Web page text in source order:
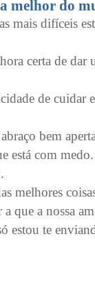
a melhor do
mais difíceis
certa de dar
de cuidar
bem
está com medo.
melhores
a que a nossa
estou te